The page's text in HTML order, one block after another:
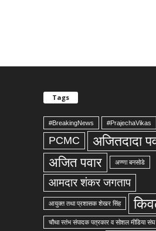
Tags
#BreakingNews #PrajechaVikas
PCMC अजितदादा
अजित पवार अण्णा बनसोडे
आमदार शंकर जगताप
आयुक्त तथा प्रशासक शेखर सिंह
चौथा स्तंभ संपादक पत्रकार व सोशल मीडिया संघ